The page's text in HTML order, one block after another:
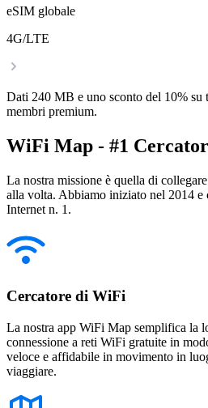
eSIM globale
4G/LTE
Dati 240 MB e uno sconto del 10%
membri premium.
WiFi Map - #1
La nostra missione è quella di
alla volta. Abbiamo iniziato nel 2014 e
Internet n. 1.
Cercatore di WiFi
La nostra app WiFi Map semplifica la
connessione a reti WiFi gratuite in
veloce e affidabile in movimento in
viaggiare.